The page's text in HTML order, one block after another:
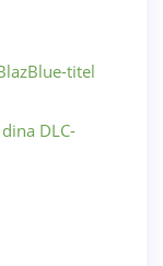
titel
DLC-